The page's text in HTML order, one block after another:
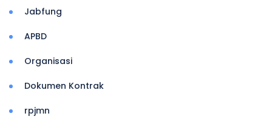
Jabfung
APBD
Organisasi
Dokumen Kontrak
rpjmn